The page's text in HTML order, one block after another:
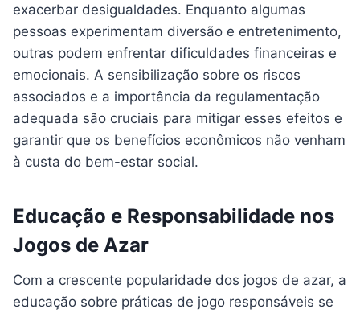
exacerbar desigualdades. Enquanto algumas
pessoas experimentam diversão e entretenimento,
outras podem enfrentar dificuldades financeiras e
emocionais. A sensibilização sobre os riscos
associados e a importância da regulamentação
adequada são cruciais para mitigar esses efeitos e
garantir que os benefícios econômicos não venham
à custa do bem-estar social.
Educação e Responsabilidade nos
Jogos de Azar
Com a crescente popularidade dos jogos de azar, a
educação sobre práticas de jogo responsáveis se